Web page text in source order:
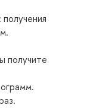
получите